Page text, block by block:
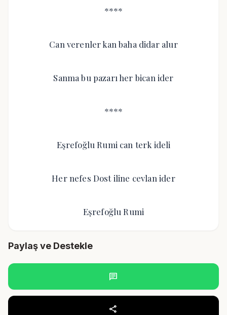
****
Can verenler kan baha didar alur
Sanma bu pazarı her bican ider
****
Eşrefoğlu Rumi can terk ideli
Her nefes Dost iline cevlan ider
Eşrefoğlu Rumi
Paylaş ve Destekle
chat
share